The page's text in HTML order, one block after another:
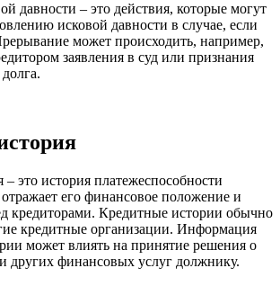
давности – это действия, которые могут
исковой давности в случае, если
может происходить, например,
заявления в суд или признания
– это история платежеспособности
его финансовое положение и
кредиторами. Кредитные истории обычно
кредитные организации. Информация
может влиять на принятие решения о
других финансовых услуг должнику.